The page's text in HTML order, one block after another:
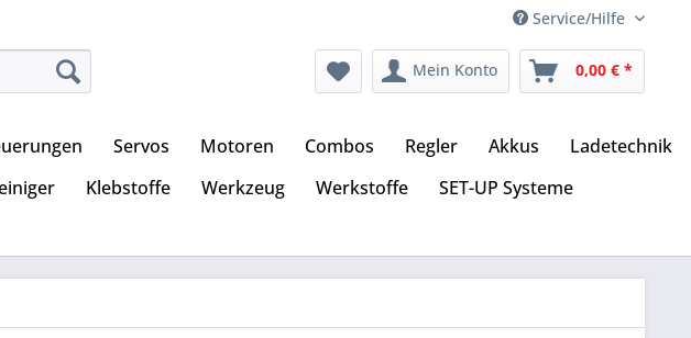
Service/Hilfe
Mein Konto 0,00 € *
Servos Motoren Combos Regler Akkus
Ladetechnik
Klebstoffe Werkzeug Werkstoffe
SET-UP Systeme